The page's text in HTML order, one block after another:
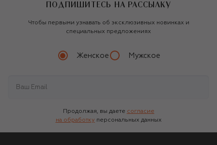
ПОДПИШИТЕСЬ НА РАССЫЛКУ
Чтобы первыми узнавать об эксклюзивных новинках и
специальных предложениях
Женское Мужское
Продолжая, вы даете согласие
на обработку персональных данных